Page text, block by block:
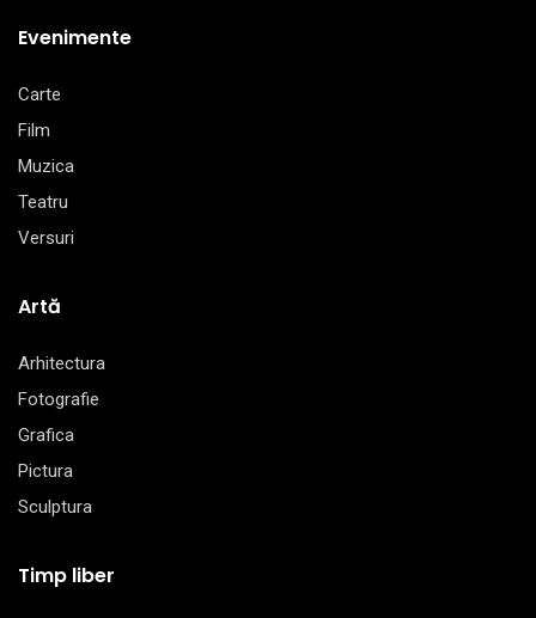
Evenimente
Carte
Film
Muzica
Teatru
Versuri
Artă
Arhitectura
Fotografie
Grafica
Pictura
Sculptura
Timp liber